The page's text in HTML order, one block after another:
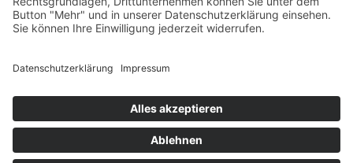
Widerrufsrecht MS
Widerrufsrecht bei Dienstleistungen
Garantiefall
Batterieverordnung